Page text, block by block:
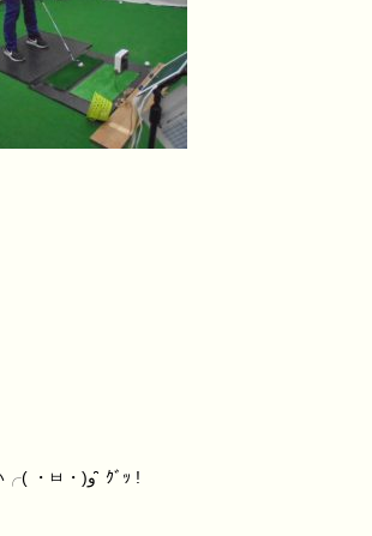
来月もイベント開催を企画中ですので、是非リベンジに来てくださ～い╭( ・ㅂ・)و ̑̑ ｸﾞｯ !